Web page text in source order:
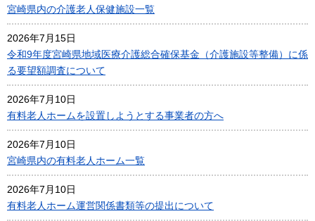
宮崎県内の介護老人保健施設一覧
2026年7月15日
令和9年度宮崎県地域医療介護総合確保基金（介護施設等整備）に係
る要望額調査について
2026年7月10日
有料老人ホームを設置しようとする事業者の方へ
2026年7月10日
宮崎県内の有料老人ホーム一覧
2026年7月10日
有料老人ホーム運営関係書類等の提出について